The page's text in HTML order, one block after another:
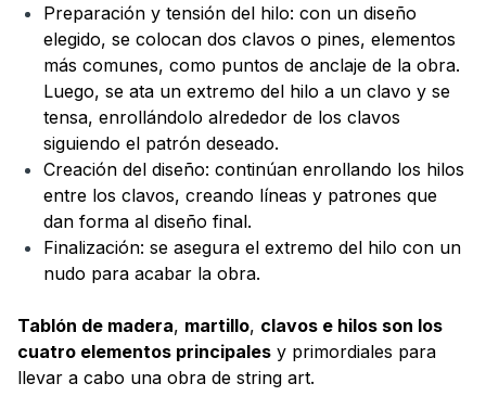
Preparación y tensión del hilo: con un diseño
elegido, se colocan dos clavos o pines, elementos
más comunes, como puntos de anclaje de la obra.
Luego, se ata un extremo del hilo a un clavo y se
tensa, enrollándolo alrededor de los clavos
siguiendo el patrón deseado.
Creación del diseño: continúan enrollando los hilos
entre los clavos, creando líneas y patrones que
dan forma al diseño final.
Finalización: se asegura el extremo del hilo con un
nudo para acabar la obra.
Tablón de madera, martillo, clavos e hilos son los
cuatro elementos principales y primordiales para
llevar a cabo una obra de string art.